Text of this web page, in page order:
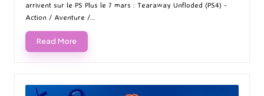
arrivent sur le PS Plus le 7 mars : Tearaway Unfloded (PS4) -
Action / Aventure /…
Read More